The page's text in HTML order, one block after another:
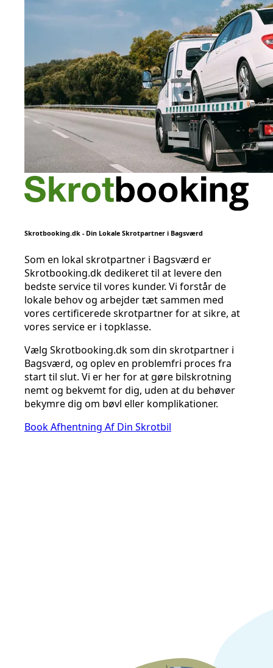
Skrotbooking.dk - Din Lokale Skrotpartner i Bagsværd
Som en lokal skrotpartner i Bagsværd er
Skrotbooking.dk dedikeret til at levere den
bedste service til vores kunder. Vi forstår de
lokale behov og arbejder tæt sammen med
vores certificerede skrotpartner for at sikre, at
vores service er i topklasse.
Vælg Skrotbooking.dk som din skrotpartner i
Bagsværd, og oplev en problemfri proces fra
start til slut. Vi er her for at gøre bilskrotning
nemt og bekvemt for dig, uden at du behøver
bekymre dig om bøvl eller komplikationer.
Book Afhentning Af Din Skrotbil